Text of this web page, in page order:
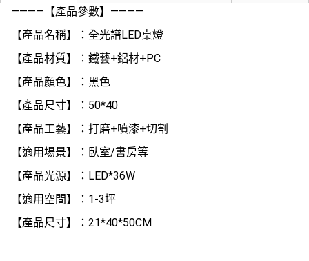
————【產品參數】————
【產品名稱】：全光譜LED桌燈
【產品材質】：鐵藝+鋁材+PC
【產品顏色】：黑色
【產品尺寸】：50*40
【產品工藝】：打磨+噴漆+切割
【適用場景】：臥室/書房等
【產品光源】：LED*36W
【適用空間】：1-3坪
【產品尺寸】：21*40*50CM